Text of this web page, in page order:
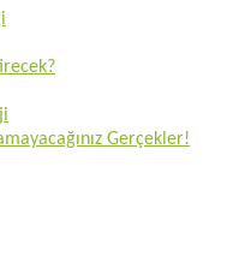
Gerçekler!